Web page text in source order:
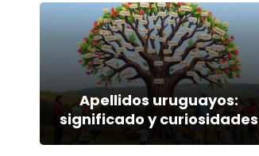
Apellidos uruguayos:
significado y curiosidades